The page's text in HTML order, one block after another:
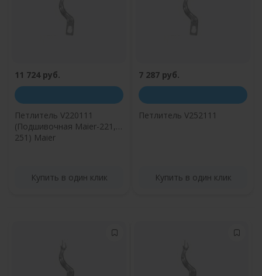
11 724 руб.
Петлитель V220111
(Подшивочная Maier-221,
251) Maier
Купить в один клик
7 287 руб.
Петлитель V252111
Купить в один клик